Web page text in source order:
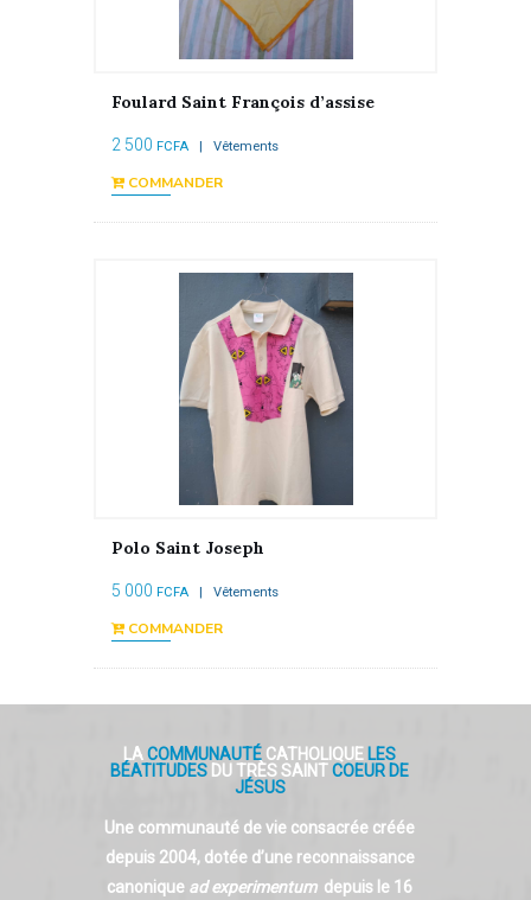
Foulard Saint François d’assise
2 500 FCFA | Vêtements
COMMANDER
Polo Saint Joseph
5 000 FCFA | Vêtements
COMMANDER
LACOMMUNAUTÉ CATHOLIQUE LES
BÉATITUDES DU TRÈS SAINTCOEUR DE
JÉSUS
Une communauté de vie consacrée créée
depuis 2004, dotée d’une reconnaissance
canonique ad experimentumdepuis le 16